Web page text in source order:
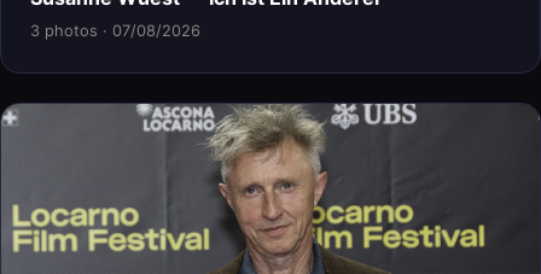
3 photos · 07/08/2026